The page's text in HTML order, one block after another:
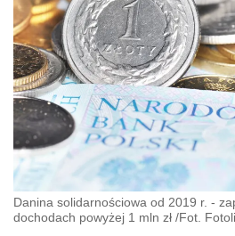
Danina solidarnościowa od 2019 r. -
dochodach powyżej 1 mln zł /Fot.